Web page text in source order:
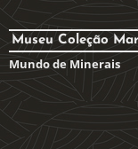
Museu Coleção
Mundo de Minerais